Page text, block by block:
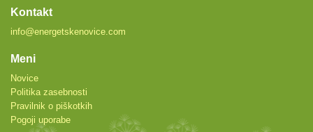
Kontakt
info@energetskenovice.com
Meni
Novice
Politika zasebnosti
Pravilnik o piškotkih
Pogoji uporabe